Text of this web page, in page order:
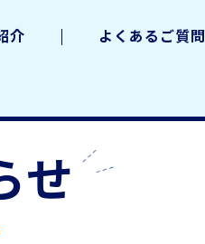
介 よくあるご質問
せ